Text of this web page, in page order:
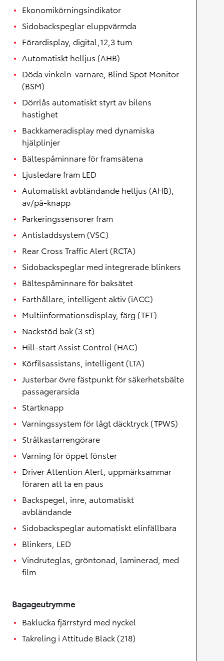
Ekonomikörningsindikator
Sidobackspeglar eluppvärmda
Förardisplay, digital,12,3 tum
Automatiskt helljus (AHB)
Döda vinkeln-varnare, Blind Spot Monitor
(BSM)
Dörrlås automatiskt styrt av bilens
hastighet
Backkameradisplay med dynamiska
hjälplinjer
Bältespåminnare för framsätena
Ljusledare fram LED
Automatiskt avbländande helljus (AHB),
av/på-knapp
Parkeringssensorer fram
Antisladdsystem (VSC)
Rear Cross Traffic Alert (RCTA)
Sidobackspeglar med integrerade blinkers
Bältespåminnare för baksätet
Farthållare, intelligent aktiv (iACC)
Multiinformationsdisplay, färg (TFT)
Nackstöd bak (3 st)
Hill-start Assist Control (HAC)
Körfilsassistans, intelligent (LTA)
Justerbar övre fästpunkt för säkerhetsbälte
passagerarsida
Startknapp
Varningssystem för lågt däcktryck (TPWS)
Strålkastarrengörare
Varning för öppet fönster
Driver Attention Alert, uppmärksammar
föraren att ta en paus
Backspegel, inre, automatiskt
avbländande
Sidobackspeglar automatiskt elinfällbara
Blinkers, LED
Vindruteglas, gröntonad, laminerad, med
film
Bagageutrymme
Baklucka fjärrstyrd med nyckel
Takreling i Attitude Black (218)